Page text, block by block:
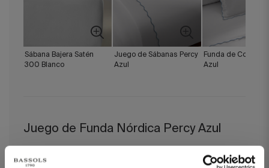
Sábana Bajera Satén
300 Blanco
Juego de Sábanas Percy
Azul
Funda de Cojín
Azul
Juego de Funda Nórdica Percy Azul
en onda que aporta elegancia y movimiento visual.